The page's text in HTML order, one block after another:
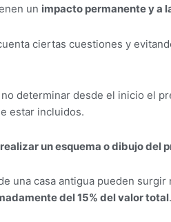
un impacto permanente y a
ciertas cuestiones y
determinar desde el inicio el
estar incluidos.
realizar un esquema o dibujo del
una casa antigua pueden
del 15% del valor total.